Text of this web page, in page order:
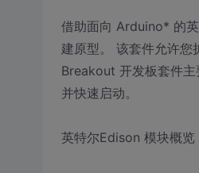
借助面向 Arduino* 的
建原型。 该套件允许
Breakout 开发板套件
并快速启动。
英特尔Edison 模块概览